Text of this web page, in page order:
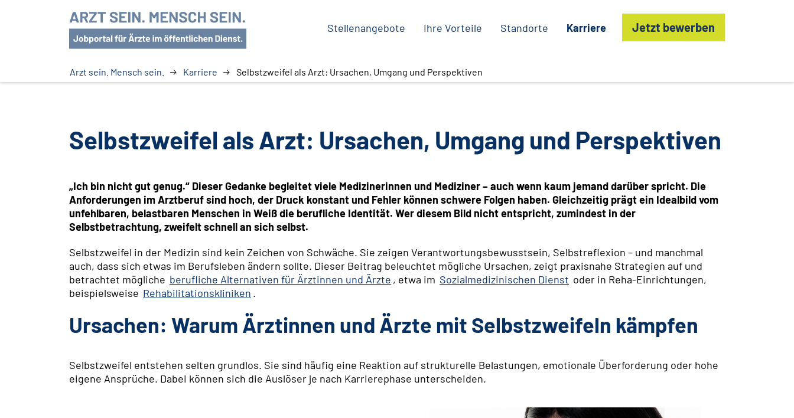
Arzt sein. Mensch sein. Karriere Selbstzweifel als Arzt: Ursachen, Umgang und Perspektiven
Stellenangebote Ihre Vorteile Standorte Karriere Jetzt bewerben
Selbstzweifel als Arzt: Ursachen, Umgang und Perspektiven
„Ich bin nicht gut genug.“ Dieser Gedanke begleitet viele Medizinerinnen und Mediziner – auch wenn kaum jemand darüber spricht. Die
Anforderungen im Arztberuf sind hoch, der Druck konstant und Fehler können schwere Folgen haben. Gleichzeitig prägt ein Idealbild vom
unfehlbaren, belastbaren Menschen in Weiß die berufliche Identität. Wer diesem Bild nicht entspricht, zumindest in der
Selbstbetrachtung, zweifelt schnell an sich selbst.
Selbstzweifel in der Medizin sind kein Zeichen von Schwäche. Sie zeigen Verantwortungsbewusstsein, Selbstreflexion – und manchmal
auch, dass sich etwas im Berufsleben ändern sollte. Dieser Beitrag beleuchtet mögliche Ursachen, zeigt praxisnahe Strategien auf und
betrachtet mögliche berufliche Alternativen für Ärztinnen und Ärzte , etwa im Sozialmedizinischen Dienst oder in Reha-Einrichtungen,
beispielsweise Rehabilitationskliniken .
Ursachen: Warum Ärztinnen und Ärzte mit Selbstzweifeln kämpfen
Selbstzweifel entstehen selten grundlos. Sie sind häufig eine Reaktion auf strukturelle Belastungen, emotionale Überforderung oder hohe
eigene Ansprüche. Dabei können sich die Auslöser je nach Karrierephase unterscheiden.